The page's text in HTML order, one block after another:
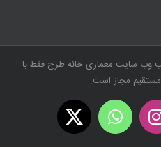
مطالب وب سایت معماری خانه طرح فقط با
مجاز است.
Instagram
WhatsApp
X